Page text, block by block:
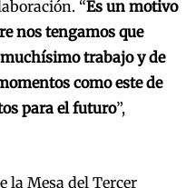
“Es un motivo
nos tengamos que
trabajo y de
como este de
para el futuro”,
la Mesa del Tercer